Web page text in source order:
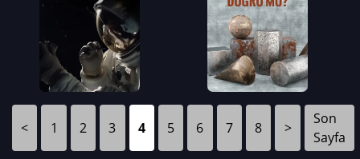
< 1 2 3 4 5 6 7 8 >
Son
Sayfa